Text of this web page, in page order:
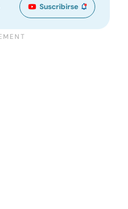
Suscribirse